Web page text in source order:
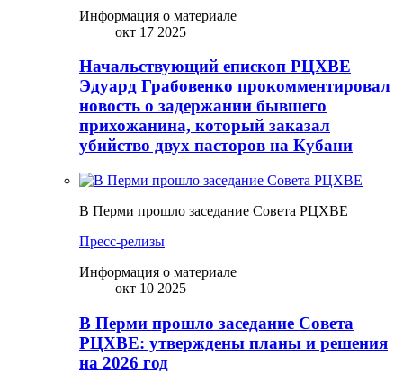
Информация о материале
окт 17 2025
Начальствующий епископ РЦХВЕ
Эдуард Грабовенко прокомментировал
новость о задержании бывшего
прихожанина, который заказал
убийство двух пасторов на Кубани
В Перми прошло заседание Совета РЦХВЕ
Пресс-релизы
Информация о материале
окт 10 2025
В Перми прошло заседание Совета
РЦХВЕ: утверждены планы и решения
на 2026 год